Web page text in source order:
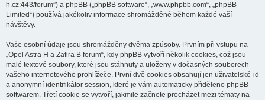
h.cz:443/forum”) a phpBB („phpBB software“, „www.phpbb.com“, „phpBB
Limited“) používá jakékoliv informace shromážděné během každé vaší
návštěvy.
Vaše osobní údaje jsou shromážděny dvěma způsoby. Prvním při vstupu na
„Opel Astra H a Zafira B forum“, kdy phpBB vytvoří několik cookies, což jsou
malé textové soubory, které jsou stáhnuty a uloženy v dočasných souborech
vašeho internetového prohlížeče. První dvě cookies obsahují jen uživatelské-id
a anonymní identifikátor session, které je vám automaticky přiděleno phpBB
softwarem. Třetí cookie se vytvoří, jakmile začnete procházet mezi tématy na